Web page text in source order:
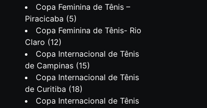
Copa Feminina de Tênis –
Piracicaba (5)
Copa Feminina de Tênis- Rio
Claro (12)
Copa Internacional de Tênis
de Campinas (15)
Copa Internacional de Tênis
de Curitiba (18)
Copa Internacional de Tênis